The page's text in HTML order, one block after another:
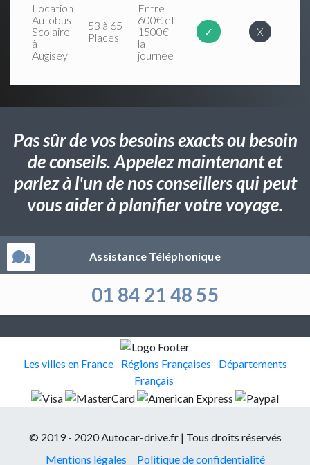
Location
Autobus
Scolaire
à
Augisey
53 à 65
Places
Entre
600€ et
1500€
la
journée
✓ X
Pas sûr de vos besoins exacts ou besoin
de conseils. Appelez maintenant et
parlez à l'un de nos conseillers qui peut
vous aider à planifier votre voyage.
Assistance Téléphonique
01 84 21 48 55
Les villes en France Régions Françaises
Départements
Français
© 2019 - 2020 Autocar-drive.fr | Tous droits réservés
Mentions légales
Politique de confidentialité